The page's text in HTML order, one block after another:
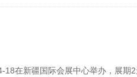
在新疆国际会展中心举办，展期